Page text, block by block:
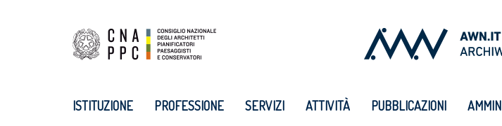
ISTITUZIONE PROFESSIONE SERVIZI ATTIVITÀ PUBBLICAZIONI